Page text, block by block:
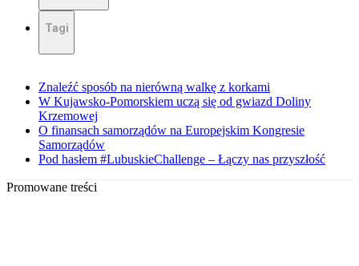
Tagi
Znaleźć sposób na nierówną walkę z korkami
W Kujawsko-Pomorskiem uczą się od gwiazd Doliny
Krzemowej
O finansach samorządów na Europejskim Kongresie
Samorządów
Pod hasłem #LubuskieChallenge – Łączy nas przyszłość
Promowane treści